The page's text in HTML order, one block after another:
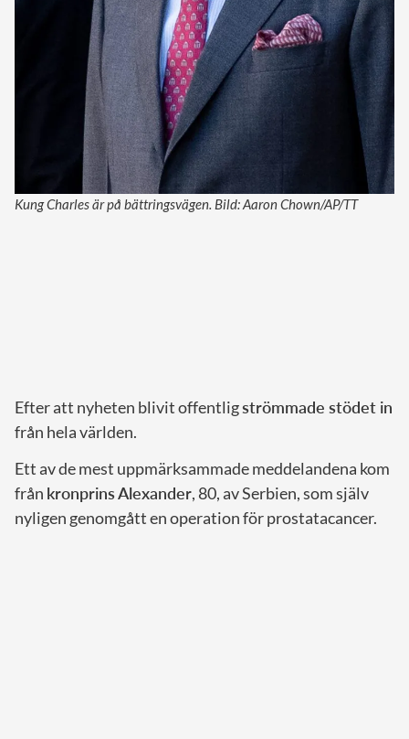
Kung Charles är på bättringsvägen. Bild: Aaron Chown/AP/TT
Efter att nyheten blivit offentligströmmade stödet in
från hela världen.
Ett av de mest uppmärksammade meddelandena kom
från kronprins Alexander, 80, av Serbien, som själv
nyligen genomgått en operation för prostatacancer.